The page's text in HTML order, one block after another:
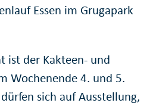
Essen im Grugapark
ist der Kakteen- und
Wochenende 4. und 5.
sich auf Ausstellung,